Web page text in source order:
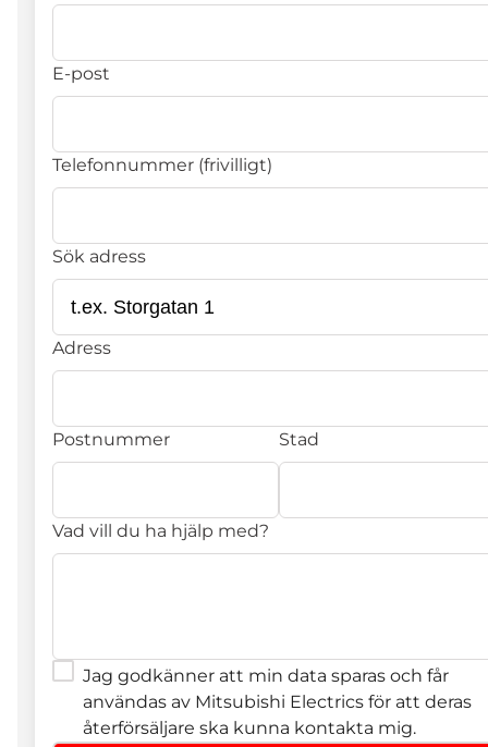
E-post
Telefonnummer (frivilligt)
Sök adress
Adress
Postnummer Stad
Vad vill du ha hjälp med?
Jag godkänner att min data sparas och får
användas av Mitsubishi Electrics för att deras
återförsäljare ska kunna kontakta mig.